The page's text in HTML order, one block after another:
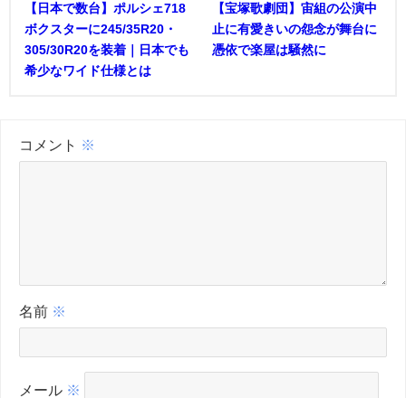
【日本で数台】ポルシェ718
ボクスターに245/35R20・
305/30R20を装着｜日本でも
希少なワイド仕様とは
【宝塚歌劇団】宙組の公演中
止に有愛きいの怨念が舞台に
憑依で楽屋は騒然に
コメント ※
名前 ※
メール ※